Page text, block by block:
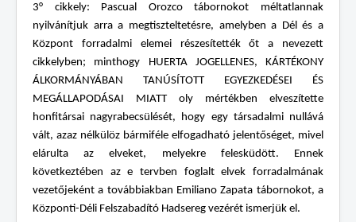
3° cikkely: Pascual Orozco tábornokot méltatlannak
nyilvánítjuk arra a megtiszteltetésre, amelyben a Dél és a
Központ forradalmi elemei részesítették őt a nevezett
cikkelyben; minthogy HUERTA JOGELLENES, KÁRTÉKONY
ÁLKORMÁNYÁBAN TANÚSÍTOTT EGYEZKEDÉSEI ÉS
MEGÁLLAPODÁSAI MIATT oly mértékben elveszítette
honfitársai nagyrabecsülését, hogy egy társadalmi nullává
vált, azaz nélkülöz bármiféle elfogadható jelentőséget, mivel
elárulta az elveket, melyekre felesküdött. Ennek
következtében az e tervben foglalt elvek forradalmának
vezetőjeként a továbbiakban Emiliano Zapata tábornokot, a
Központi-Déli Felszabadító Hadsereg vezérét ismerjük el.